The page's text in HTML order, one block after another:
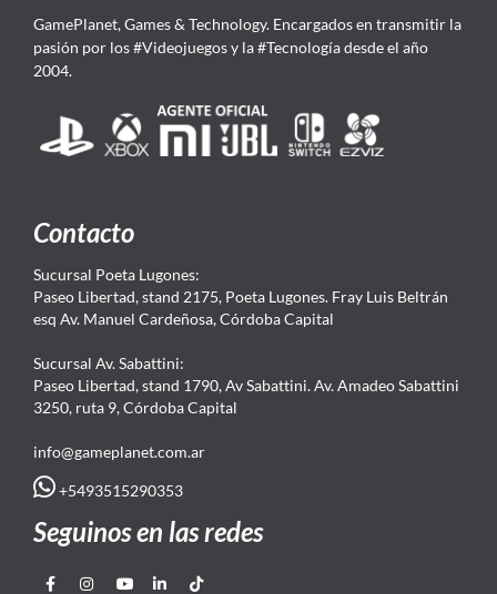
GamePlanet, Games & Technology. Encargados en transmitir la
pasión por los #Videojuegos y la #Tecnología desde el año
2004.
Contacto
Sucursal Poeta Lugones:
Paseo Libertad, stand 2175, Poeta Lugones. Fray Luis Beltrán
esq Av. Manuel Cardeñosa, Córdoba Capital
Sucursal Av. Sabattini:
Paseo Libertad, stand 1790, Av Sabattini. Av. Amadeo Sabattini
3250, ruta 9, Córdoba Capital
info@gameplanet.com.ar
+5493515290353
Seguinos en las redes